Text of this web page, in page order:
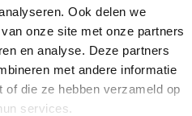
Ook delen we
onze site met onze partners
en analyse. Deze partners
met andere informatie
die ze hebben verzameld op
services.